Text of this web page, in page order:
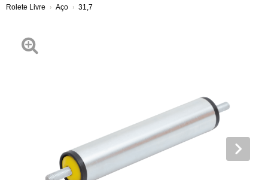
Rolete Livre Aço 31,7